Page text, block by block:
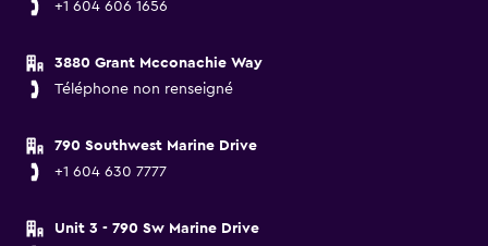
+1 604 606 1656
3880 Grant Mcconachie Way
Téléphone non renseigné
790 Southwest Marine Drive
+1 604 630 7777
Unit 3 - 790 Sw Marine Drive